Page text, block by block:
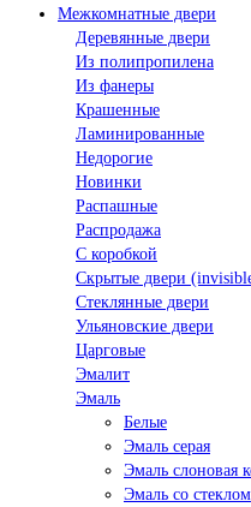
Межкомнатные двери
Деревянные двери
Из полипропилена
Из фанеры
Крашенные
Ламинированные
Недорогие
Новинки
Распашные
Распродажа
С коробкой
Скрытые двери
Стеклянные двери
Ульяновские двери
Царговые
Эмалит
Эмаль
Белые
Эмаль серая
Эмаль слоновая
Эмаль со стеклом